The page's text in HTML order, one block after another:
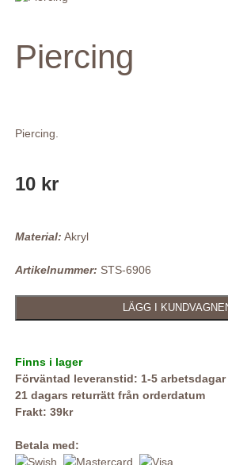
Piercing
Piercing.
10 kr
Material: Akryl
Artikelnummer: STS-6906
Finns i lager
Förväntad leveranstid: 1-5
21 dagars returrätt från orderdatum
Frakt: 39kr
Betala med: